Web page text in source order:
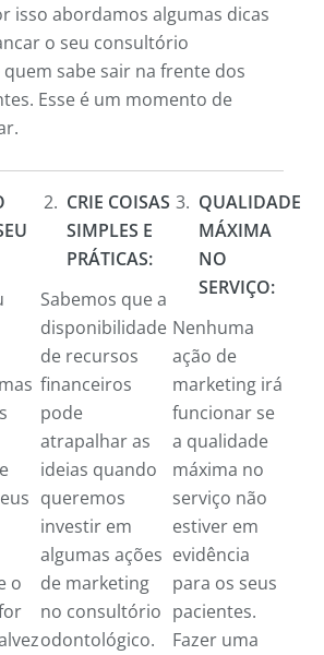
isso abordamos algumas dicas
o seu consultório
sabe sair na frente dos
Esse é um momento de
o
CRIE COISAS
SIMPLES E
PRÁTICAS:
Sabemos que a
disponibilidade
de recursos
financeiros
pode
atrapalhar as
ideias quando
queremos
investir em
algumas ações
de marketing
no consultório
odontológico.
QUALIDADE
MÁXIMA
NO
SERVIÇO:
Nenhuma
ação de
marketing irá
funcionar se
a qualidade
máxima no
serviço não
estiver em
evidência
para os seus
pacientes.
Fazer uma